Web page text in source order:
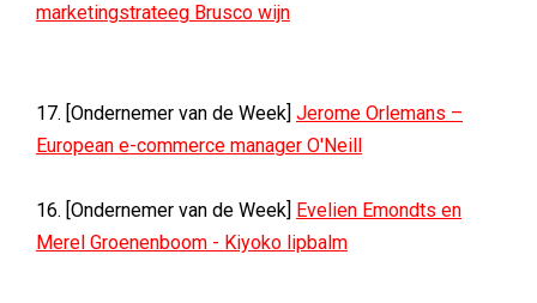
marketingstrateeg Brusco wijn
17. [Ondernemer van de Week] Jerome Orlemans –
European e-commerce manager O'Neill
16. [Ondernemer van de Week] Evelien Emondts en
Merel Groenenboom - Kiyoko lipbalm